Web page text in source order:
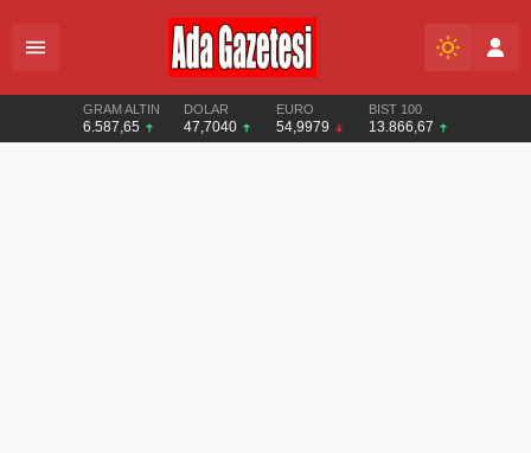
GRAM ALTIN
6.587,65
DOLAR
47,7040
EURO
54,9979
BIST 100
13.866,67